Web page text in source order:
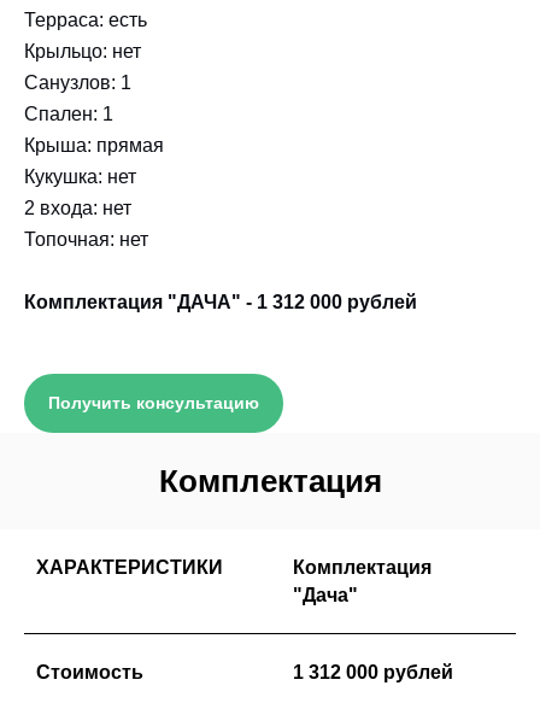
Терраса: есть
Крыльцо: нет
Санузлов: 1
Спален: 1
Крыша: прямая
Кукушка: нет
2 входа: нет
Топочная: нет
Комплектация "ДАЧА" - 1 312 000 рублей
Получить консультацию
Комплектация
ХАРАКТЕРИСТИКИ
Комплектация
"Дача"
Стоимость 1 312 000 рублей